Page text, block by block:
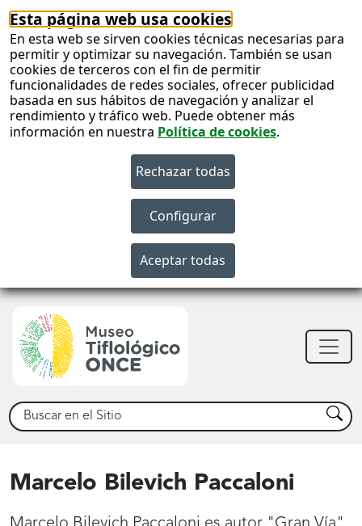
Esta página web usa cookies
En esta web se sirven cookies técnicas necesarias para
permitir y optimizar su navegación. También se usan
cookies de terceros con el fin de permitir
funcionalidades de redes sociales, ofrecer publicidad
basada en sus hábitos de navegación y analizar el
rendimiento y tráfico web. Puede obtener más
información en nuestra Política de cookies.
Buscar Buscar
Marcelo Bilevich Paccaloni